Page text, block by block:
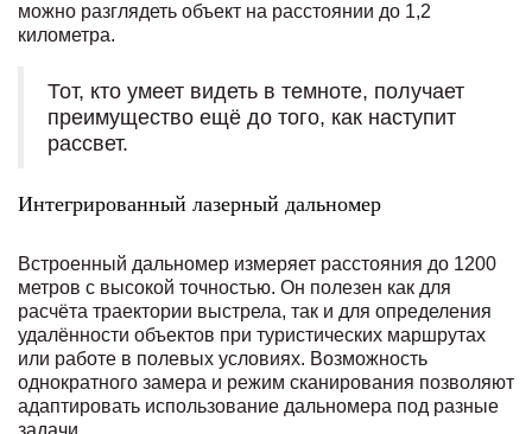
можно разглядеть объект на расстоянии до 1,2
километра.
Тот, кто умеет видеть в темноте, получает
преимущество ещё до того, как наступит
рассвет.
Интегрированный лазерный дальномер
Встроенный дальномер измеряет расстояния до 1200
метров с высокой точностью. Он полезен как для
расчёта траектории выстрела, так и для определения
удалённости объектов при туристических маршрутах
или работе в полевых условиях. Возможность
однократного замера и режим сканирования позволяют
адаптировать использование дальномера под разные
задачи.